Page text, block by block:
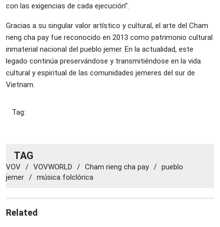
con las exigencias de cada ejecución”.
Gracias a su singular valor artístico y cultural, el arte del Cham
rieng cha pay fue reconocido en 2013 como patrimonio cultural
inmaterial nacional del pueblo jemer. En la actualidad, este
legado continúa preservándose y transmitiéndose en la vida
cultural y espiritual de las comunidades jemeres del sur de
Vietnam.
Tag:
TAG
VOV / VOVWORLD / Cham rieng cha pay / pueblo
jemer / música folclórica
Related